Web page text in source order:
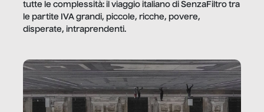
tutte le complessità: il viaggio italiano di SenzaFiltro tra
le partite IVA grandi, piccole, ricche, povere,
disperate, intraprendenti.